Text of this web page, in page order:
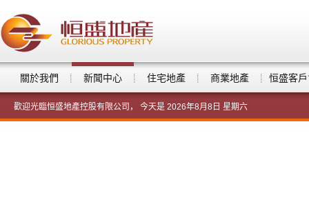
關於我們 新聞中心 住宅地產 商業地產 恒盛客
歡迎光臨恒盛地產控股有限公司， 今天是 2026年8月8日 星期六